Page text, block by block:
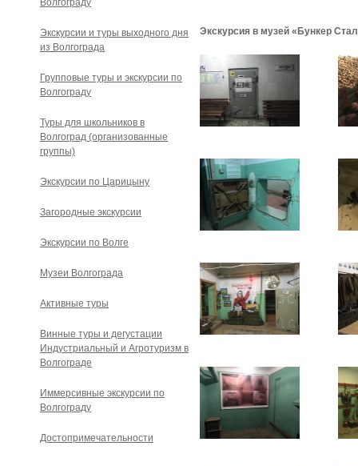
Экскурсия в музей «Бункер
Волгограду
Экскурсии и туры выходного дня
из Волгограда
Групповые туры и экскурсии по
Волгограду
Туры для школьников в
Волгоград (организованные
группы)
Экскурсии по Царицыну
Загородные экскурсии
Экскурсии по Волге
Музеи Волгограда
Активные туры
Винные туры и дегустации
Индустриальный и Агротуризм в
Волгограде
Иммерсивные экскурсии по
Волгограду
Достопримечательности